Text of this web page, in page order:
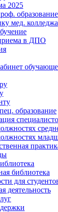
2025
образование
мед. колледжа
в ДПО
образование
библиотека
для
деятельность